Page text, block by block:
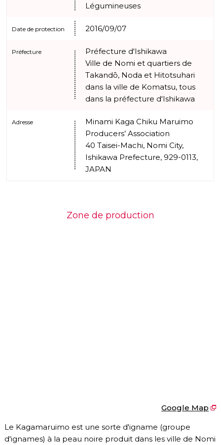
Légumineuses
Date de protection 2016/09/07
Préfecture
Préfecture d'Ishikawa
Ville de Nomi et quartiers de
Takandō, Noda et Hitotsuhari
dans la ville de Komatsu, tous
dans la préfecture d'Ishikawa
Adresse
Minami Kaga Chiku Maruimo
Producers’ Association
40 Taisei-Machi, Nomi City,
Ishikawa Prefecture, 929-0113,
JAPAN
Zone de production
Google Map
Le Kagamaruimo est une sorte d'igname (groupe
d'ignames) à la peau noire produit dans les ville de Nomi